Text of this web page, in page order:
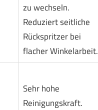
zu wechseln.
Reduziert seitliche
Rückspritzer bei
flacher Winkelarbeit.
Sehr hohe
Reinigungskraft.